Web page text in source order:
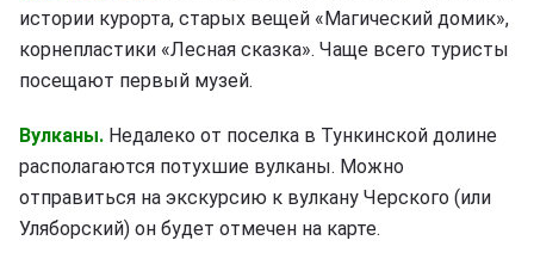
истории курорта, старых вещей «Магический домик»,
корнепластики «Лесная сказка». Чаще всего туристы
посещают первый музей.
Вулканы. Недалеко от поселка в Тункинской долине
располагаются потухшие вулканы. Можно
отправиться на экскурсию к вулкану Черского (или
Уляборский) он будет отмечен на карте.